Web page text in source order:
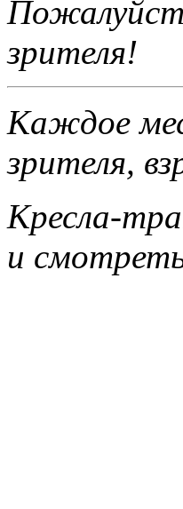
зрителя!
Каждое
зрителя,
Кресла-
и смотреть